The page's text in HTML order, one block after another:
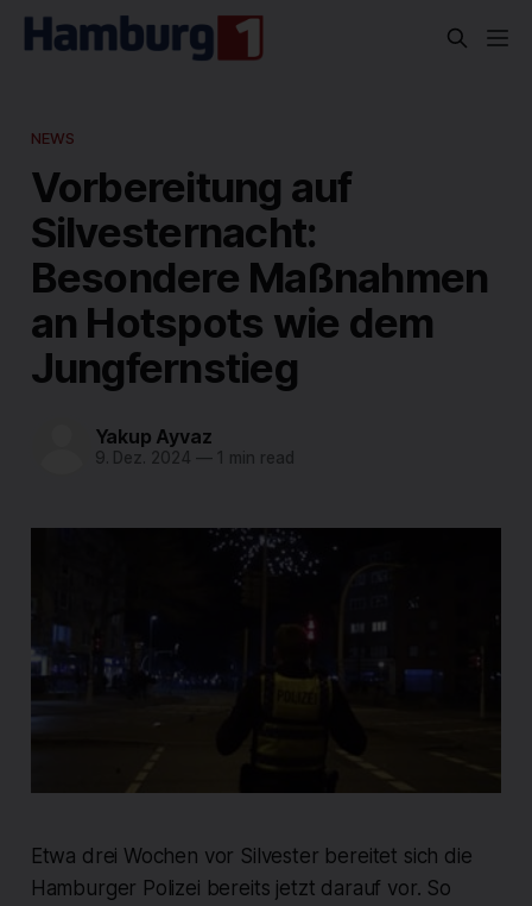
NEWS
Vorbereitung auf
Silvesternacht:
Besondere Maßnahmen
an Hotspots wie dem
Jungfernstieg
Yakup Ayvaz
9. Dez. 2024 —1 min read
Etwa drei Wochen vor Silvester bereitet sich die
Hamburger Polizei bereits jetzt darauf vor. So